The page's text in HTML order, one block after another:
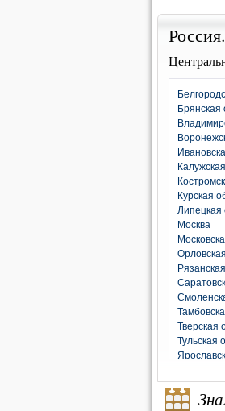
Брянская
Курская
Липецкая
Москва
Тверская
Тульская